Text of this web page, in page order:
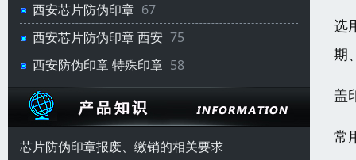
西安芯片防伪印章 67
西安芯片防伪印章 西安 75
西安防伪印章 特殊印章 58
芯片防伪印章报废、缴销的相关要求
选
期
盖
常